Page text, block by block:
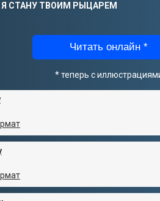
Я СТАНУ ТВОИМ РЫЦАРЕМ
Читать онлайн *
* теперь с